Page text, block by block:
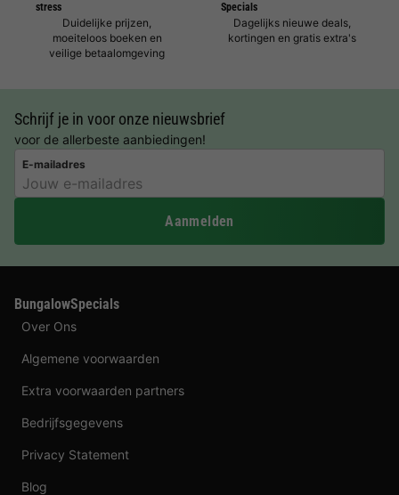
stress
Duidelijke prijzen,
moeiteloos boeken en
veilige betaalomgeving
Specials
Dagelijks nieuwe deals,
kortingen en gratis extra's
Schrijf je in voor onze nieuwsbrief
voor de allerbeste aanbiedingen!
E-mailadres
Aanmelden
BungalowSpecials
Over Ons
Algemene voorwaarden
Extra voorwaarden partners
Bedrijfsgegevens
Privacy Statement
Blog